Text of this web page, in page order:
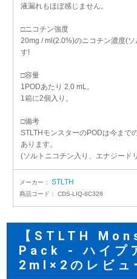
液漏れもほぼ感じません。
□ニコチン強度
20mg / ml(2.0%)のニコチン濃度(
す!
□容量
1PODあたり 2.0 mL。
1箱に2個入り。
□備考
STLTHモンスターのPODは今まで
あります。
(ソルトニコチン入り、エナジード
メーカー： STLTH
商品コード： CDS-LIQ-8C328
【STLTH
Pack - ハイプ
2ml×2のレビュ